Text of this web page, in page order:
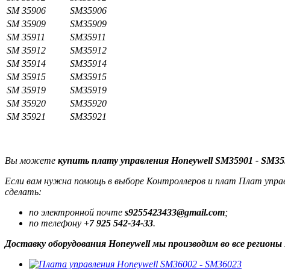
SM 35906
SM35906
SM 35909
SM35909
SM 35911
SM35911
SM 35912
SM35912
SM 35914
SM35914
SM 35915
SM35915
SM 35919
SM35919
SM 35920
SM35920
SM 35921
SM35921
Вы можете купить плату управления Honeywell SM35901 -
Если вам нужна помощь в выборе Контроллеров и плат Плат
сделать:
по электронной почте s9255423433@gmail.com;
по телефону +7 925 542-34-33.
Доставку оборудования Honeywell мы производим во все